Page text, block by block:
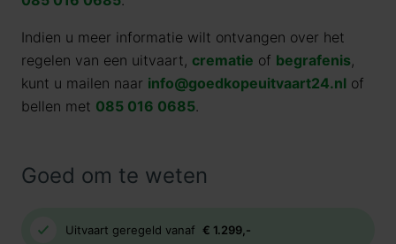
Indien u meer informatie wilt ontvangen over het
regelen van een uitvaart, crematie of begrafenis,
kunt u mailen naar info@goedkopeuitvaart24.nl of
bellen met 085 016 0685.
Goed om te weten
Uitvaart geregeld vanaf € 1.299,-